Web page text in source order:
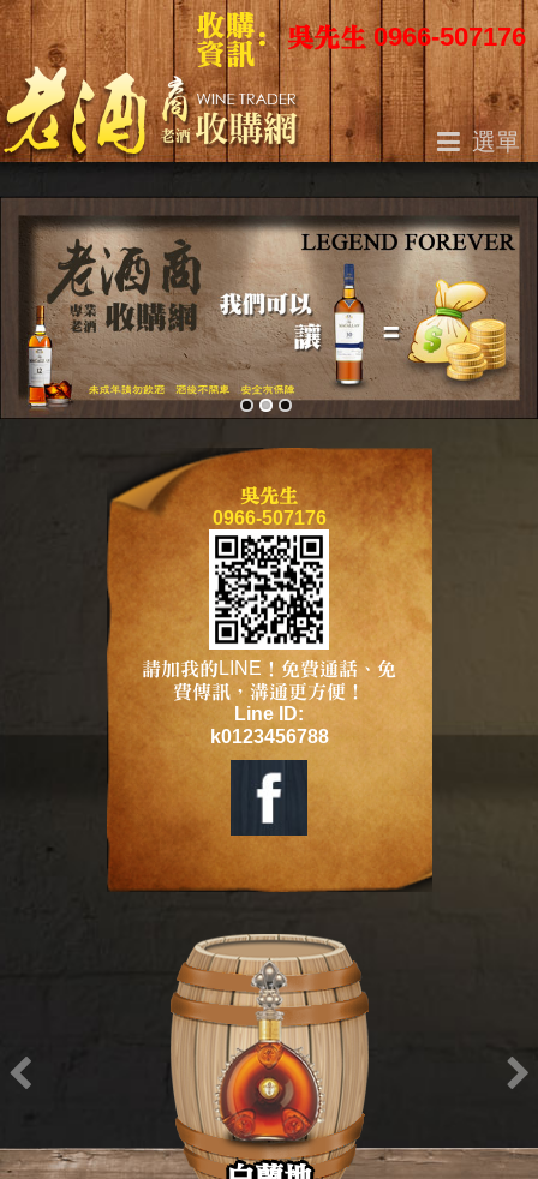
吳先生 0966-507176
選單
老酒收購
收購方法
收購聲明
最新資訊
收購地區
吳先生
0966-507176
請加我的LINE！免費通話、免
費傳訊，溝通更方便！
Line ID:
k0123456788